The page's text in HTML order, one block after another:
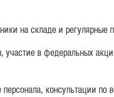
на складе и регулярные
участие в федеральных
консультации по